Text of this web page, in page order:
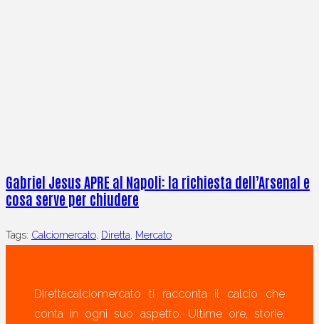
Gabriel Jesus APRE al Napoli: la richiesta dell’Arsenal e
cosa serve per chiudere
Tags: Calciomercato, Diretta, Mercato
Direttacalciomercato ti racconta il calcio che
conta in ogni suo aspetto. Ultime ore, storie,